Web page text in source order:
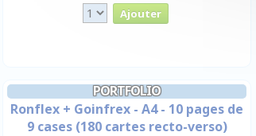
PORTFOLIO
Ronflex + Goinfrex - A4 - 10 pages de
9 cases (180 cartes recto-verso)